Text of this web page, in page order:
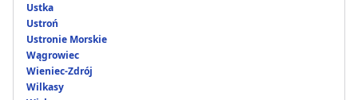
Ustka
Ustroń
Ustronie Morskie
Wągrowiec
Wieniec-Zdrój
Wilkasy